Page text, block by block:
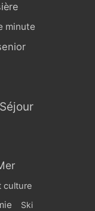
minute
culture
Ski